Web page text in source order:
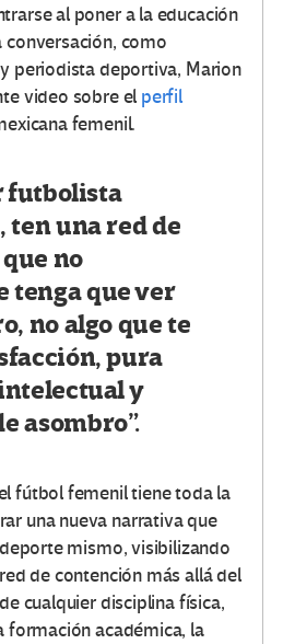
al poner a la educación
como
periodista deportiva, Marion
video sobre el perfil
femenil.
futbolista
ten una red de
no
tenga que ver
no algo que te
pura
y
asombro”.
fútbol femenil tiene toda la
una nueva narrativa que
mismo, visibilizando
de contención más allá del
cualquier disciplina física,
formación académica, la